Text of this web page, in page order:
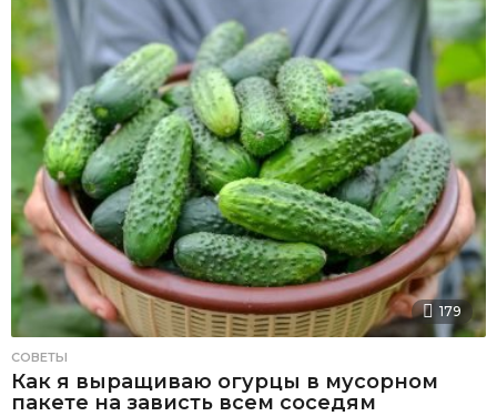
179
СОВЕТЫ
Как я выращиваю огурцы в мусорном
пакете на зависть всем соседям